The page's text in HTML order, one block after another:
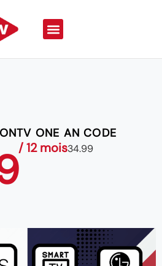
ONE AN CODE
/ 12 mois34.99